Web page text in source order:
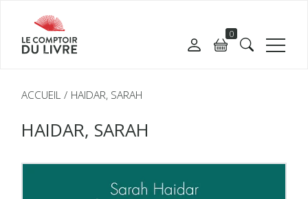
0
ACCUEIL HAIDAR, SARAH
HAIDAR, SARAH